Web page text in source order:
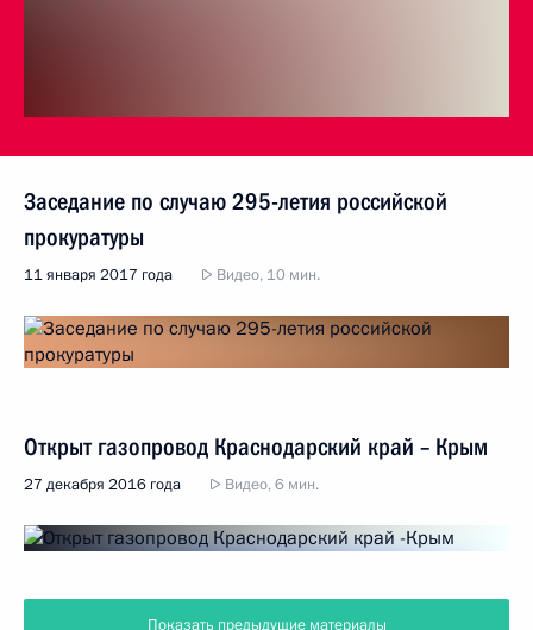
Заседание по случаю 295-летия российской
прокуратуры
11 января 2017 года Видео, 10 мин.
Открыт газопровод Краснодарский край – Крым
27 декабря 2016 года Видео, 6 мин.
Показать предыдущие материалы